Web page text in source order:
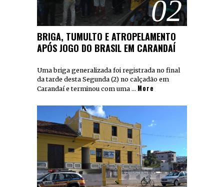
02
BRIGA, TUMULTO E ATROPELAMENTO
APÓS JOGO DO BRASIL EM CARANDAÍ
Uma briga generalizada foi registrada no final
da tarde desta Segunda (2) no calçadão em
Carandaí e terminou com uma … More